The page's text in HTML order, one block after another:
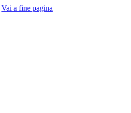
Vai a fine pagina